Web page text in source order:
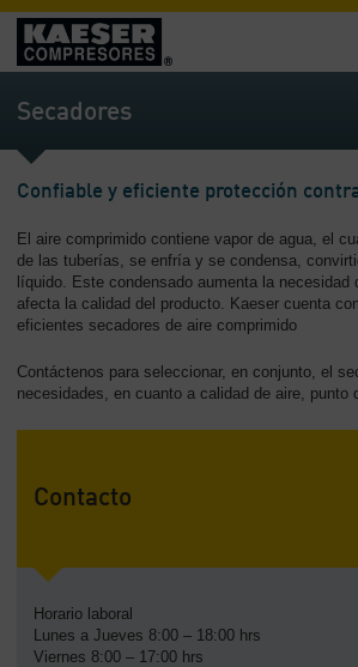
Productos
y
soluciones
-
-
Contenido
Recursos
aire
comprimido
-
Conozca
Contenido
Secadores
Confiable y eficiente protección
El aire comprimido contiene vapor de agua, el
de las tuberías, se enfría y se condensa,
líquido. Este condensado aumenta la necesidad
afecta la calidad del producto. Kaeser cuenta
eficientes secadores de aire comprimido
Contáctenos para seleccionar, en conjunto, el
necesidades, en cuanto a calidad de aire, punto
Contacto
Horario laboral
Lunes a Jueves 8:00 – 18:00 hrs
Viernes 8:00 – 17:00 hrs